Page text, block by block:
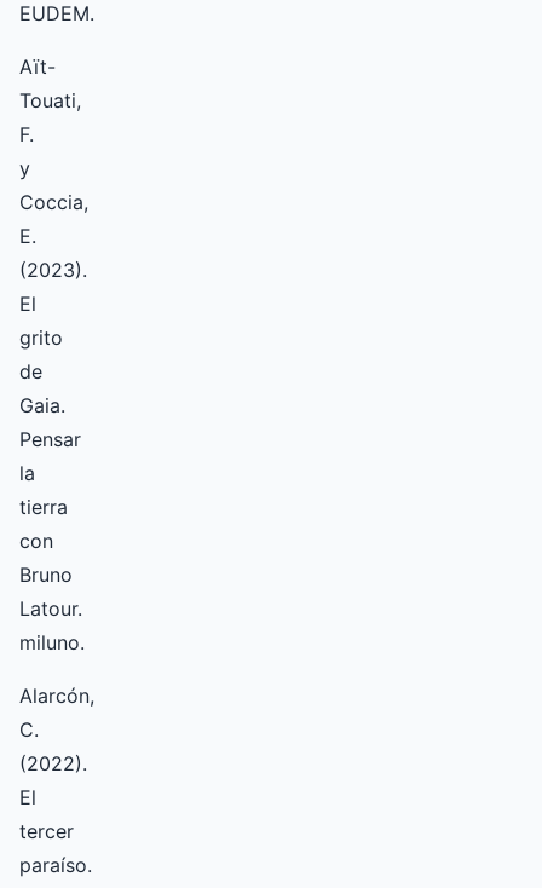
EUDEM.
Aït-
Touati,
F.
y
Coccia,
E.
(2023).
El
grito
de
Gaia.
Pensar
la
tierra
con
Bruno
Latour.
miluno.
Alarcón,
C.
(2022).
El
tercer
paraíso.